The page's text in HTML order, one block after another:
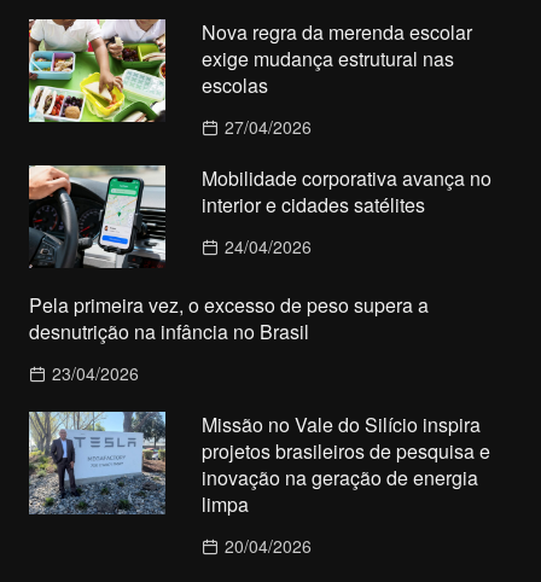
Nova regra da merenda escolar
exige mudança estrutural nas
escolas
27/04/2026
Mobilidade corporativa avança no
interior e cidades satélites
24/04/2026
Pela primeira vez, o excesso de peso supera a
desnutrição na infância no Brasil
23/04/2026
Missão no Vale do Silício inspira
projetos brasileiros de pesquisa e
inovação na geração de energia
limpa
20/04/2026